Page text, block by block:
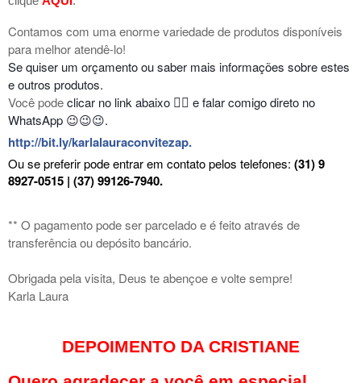
Contamos com uma enorme variedade de produtos disponíveis
para melhor atendê-lo!
Se quiser um orçamento ou saber mais informações sobre estes
e outros produtos.
Você podeclicar no link abaixo 👇🏻 e falar comigo direto no
WhatsApp 😉😉😉.
http://bit.ly/karlalauraconvitezap.
Ou se preferir pode entrar em contato pelos telefones: (31) 9
8927-0515 | (37) 99126-7940.
** O pagamento pode ser parcelado e é feito através de
transferência ou depósito bancário.
Obrigada pela visita, Deus te abençoe e volte sempre!
Karla Laura
DEPOIMENTO DA CRISTIANE